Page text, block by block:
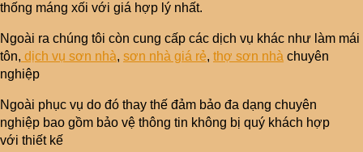
thống máng xối với giá hợp lý nhất.
Ngoài ra chúng tôi còn cung cấp các dịch vụ khác như làm mái
tôn, dịch vụ sơn nhà, sơn nhà giá rẻ, thợ sơn nhà chuyên
nghiệp
Ngoài phục vụ do đó thay thế đảm bảo đa dạng chuyên
nghiệp bao gồm bảo vệ thông tin không bị quý khách hợp
với thiết kế